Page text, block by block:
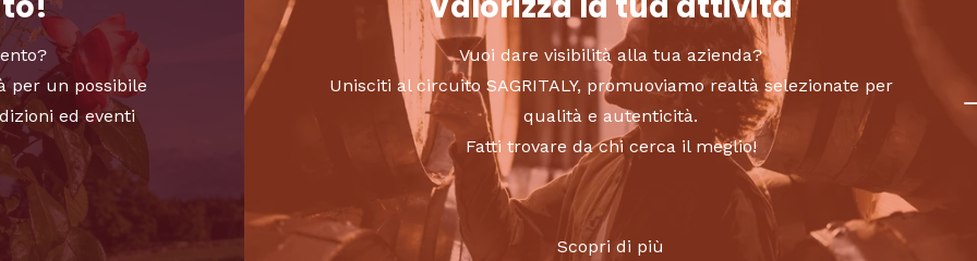
per un possibile
ed eventi
Vuoi dare visibilità alla tua azienda?
Unisciti al circuito SAGRITALY, promuoviamo realtà selezionate per
qualità e autenticità.
Fatti trovare da chi cerca il meglio!
Scopri di più